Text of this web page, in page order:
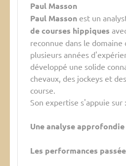
Paul Masson
Paul Masson est un
de courses hippiques
reconnue dans le
plusieurs années
développé une solide
chevaux, des jockeys et
course.
Son expertise s'appuie sur :
Une analyse approfondie
Les performances